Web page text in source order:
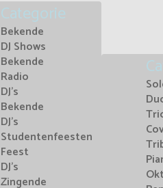
Categorie
Bekende
DJ Shows
Bekende
Radio
DJ's
Bekende
DJ's
Studentenfeesten
Feest
DJ's
Zingende